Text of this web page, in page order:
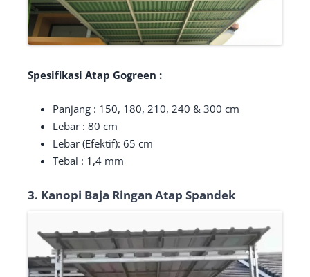
Spesifikasi Atap Gogreen :
Panjang : 150, 180, 210, 240 & 300 cm
Lebar : 80 cm
Lebar (Efektif): 65 cm
Tebal : 1,4 mm
3. Kanopi Baja Ringan Atap Spandek